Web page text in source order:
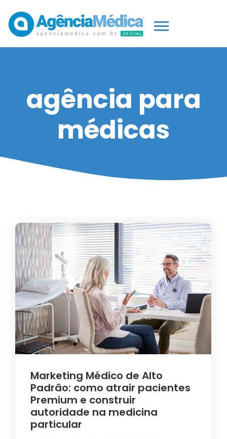
agência para
médicas
Marketing Médico de Alto
Padrão: como atrair pacientes
Premium e construir
autoridade na medicina
particular